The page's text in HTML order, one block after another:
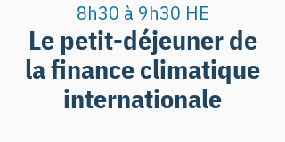
8h30 à 9h30 HE
Le petit-déjeuner de
la finance climatique
internationale